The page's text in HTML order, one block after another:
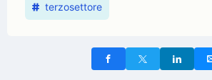
terzosettore